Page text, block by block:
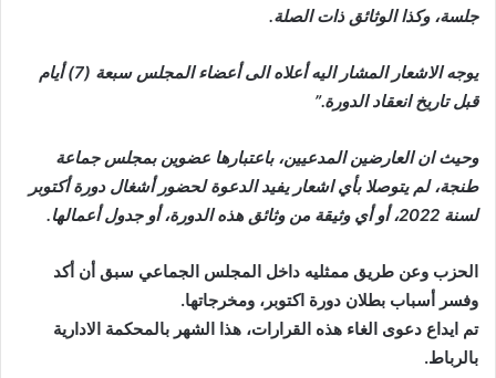
جلسة، وكذا الوثائق ذات الصلة.
يوجه الاشعار المشار اليه أعلاه الى أعضاء المجلس سبعة (7) أيام
قبل تاريخ انعقاد الدورة.”
وحيث ان العارضين المدعيين، باعتبارها عضوين بمجلس جماعة
طنجة، لم يتوصلا بأي اشعار يفيد الدعوة لحضور أشغال دورة أكتوبر
لسنة 2022، أو أي وثيقة من وثائق هذه الدورة، أو جدول أعمالها.
الحزب وعن طريق ممثليه داخل المجلس الجماعي سبق أن أكد
وفسر أسباب بطلان دورة اكتوبر، ومخرجاتها.
تم ايداع دعوى الغاء هذه القرارات، هذا الشهر بالمحكمة الادارية
بالرباط.